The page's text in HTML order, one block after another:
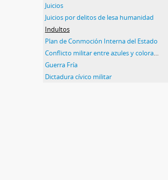
Juicios
Juicios por delitos de lesa humanidad
Indultos
Plan de Conmoción Interna del Estado
Guerra Fría
Dictadura cívico militar